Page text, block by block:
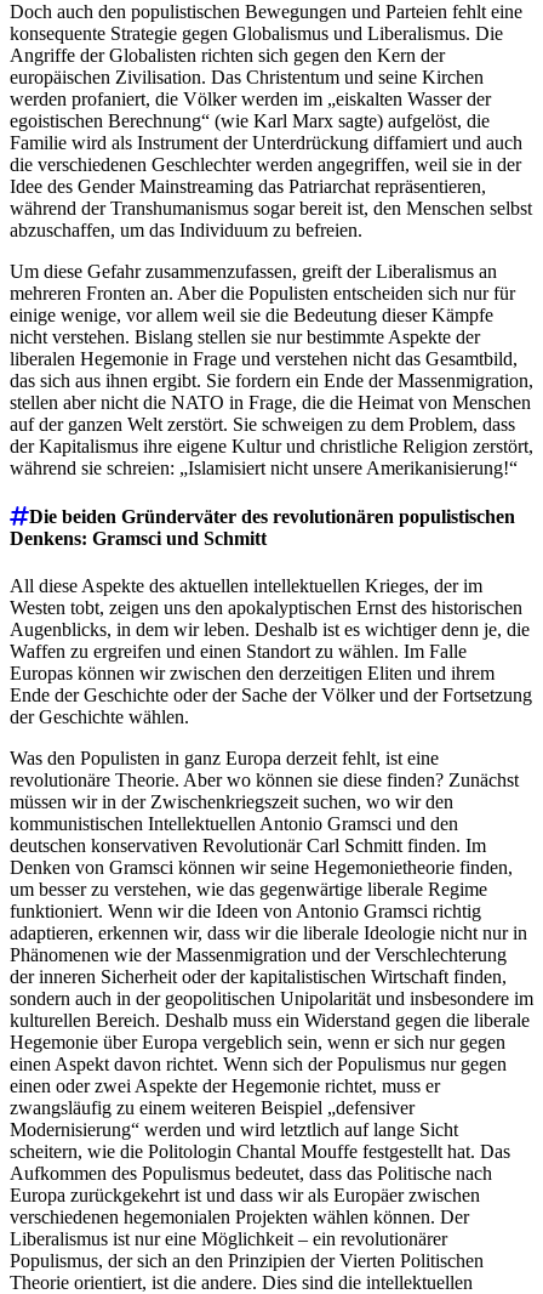
Doch auch den populistischen Bewegungen und Parteien fehlt eine
konsequente Strategie gegen Globalismus und Liberalismus. Die
Angriffe der Globalisten richten sich gegen den Kern der
europäischen Zivilisation. Das Christentum und seine Kirchen
werden profaniert, die Völker werden im „eiskalten Wasser der
egoistischen Berechnung“ (wie Karl Marx sagte) aufgelöst, die
Familie wird als Instrument der Unterdrückung diffamiert und auch
die verschiedenen Geschlechter werden angegriffen, weil sie in der
Idee des Gender Mainstreaming das Patriarchat repräsentieren,
während der Transhumanismus sogar bereit ist, den Menschen selbst
abzuschaffen, um das Individuum zu befreien.
Um diese Gefahr zusammenzufassen, greift der Liberalismus an
mehreren Fronten an. Aber die Populisten entscheiden sich nur für
einige wenige, vor allem weil sie die Bedeutung dieser Kämpfe
nicht verstehen. Bislang stellen sie nur bestimmte Aspekte der
liberalen Hegemonie in Frage und verstehen nicht das Gesamtbild,
das sich aus ihnen ergibt. Sie fordern ein Ende der Massenmigration,
stellen aber nicht die NATO in Frage, die die Heimat von Menschen
auf der ganzen Welt zerstört. Sie schweigen zu dem Problem, dass
der Kapitalismus ihre eigene Kultur und christliche Religion zerstört,
während sie schreien: „Islamisiert nicht unsere Amerikanisierung!“
Die beiden Gründerväter des revolutionären populistischen
Denkens: Gramsci und Schmitt
All diese Aspekte des aktuellen intellektuellen Krieges, der im
Westen tobt, zeigen uns den apokalyptischen Ernst des historischen
Augenblicks, in dem wir leben. Deshalb ist es wichtiger denn je, die
Waffen zu ergreifen und einen Standort zu wählen. Im Falle
Europas können wir zwischen den derzeitigen Eliten und ihrem
Ende der Geschichte oder der Sache der Völker und der Fortsetzung
der Geschichte wählen.
Was den Populisten in ganz Europa derzeit fehlt, ist eine
revolutionäre Theorie. Aber wo können sie diese finden? Zunächst
müssen wir in der Zwischenkriegszeit suchen, wo wir den
kommunistischen Intellektuellen Antonio Gramsci und den
deutschen konservativen Revolutionär Carl Schmitt finden. Im
Denken von Gramsci können wir seine Hegemonietheorie finden,
um besser zu verstehen, wie das gegenwärtige liberale Regime
funktioniert. Wenn wir die Ideen von Antonio Gramsci richtig
adaptieren, erkennen wir, dass wir die liberale Ideologie nicht nur in
Phänomenen wie der Massenmigration und der Verschlechterung
der inneren Sicherheit oder der kapitalistischen Wirtschaft finden,
sondern auch in der geopolitischen Unipolarität und insbesondere im
kulturellen Bereich. Deshalb muss ein Widerstand gegen die liberale
Hegemonie über Europa vergeblich sein, wenn er sich nur gegen
einen Aspekt davon richtet. Wenn sich der Populismus nur gegen
einen oder zwei Aspekte der Hegemonie richtet, muss er
zwangsläufig zu einem weiteren Beispiel „defensiver
Modernisierung“ werden und wird letztlich auf lange Sicht
scheitern, wie die Politologin Chantal Mouffe festgestellt hat. Das
Aufkommen des Populismus bedeutet, dass das Politische nach
Europa zurückgekehrt ist und dass wir als Europäer zwischen
verschiedenen hegemonialen Projekten wählen können. Der
Liberalismus ist nur eine Möglichkeit – ein revolutionärer
Populismus, der sich an den Prinzipien der Vierten Politischen
Theorie orientiert, ist die andere. Dies sind die intellektuellen